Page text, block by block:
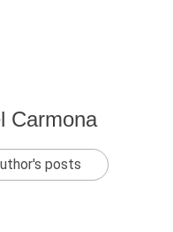
Carmona
posts